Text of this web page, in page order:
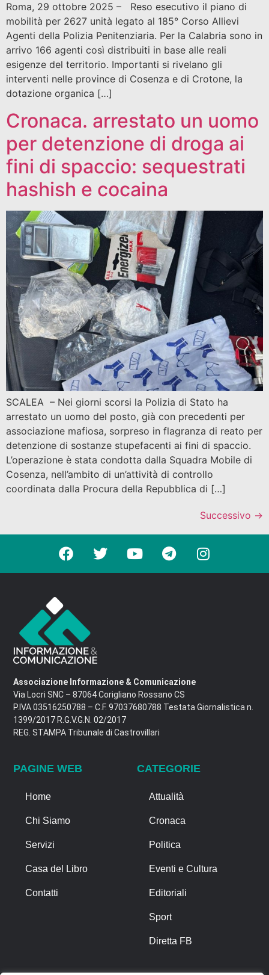
Roma, 29 ottobre 2025 – Reso esecutivo il piano di
mobilità per 2627 unità legato al 185° Corso Allievi
Agenti della Polizia Penitenziaria. Per la Calabria sono in
arrivo 166 agenti così distribuiti in base alle reali
esigenze del territorio. Importanti si rivelano gli
interventi nelle province di Cosenza e di Crotone, la
dotazione organica […]
Cronaca. arrestato un uomo
per detenzione di droga ai
fini di spaccio: sequestrati
hashish e cocaina
SCALEA – Nei giorni scorsi la Polizia di Stato ha
arrestato un uomo del posto, già con precedenti per
associazione mafiosa, sorpreso in flagranza di reato per
detenzione di sostanze stupefacenti ai fini di spaccio.
L’operazione è stata condotta dalla Squadra Mobile di
Cosenza, nell’ambito di un’attività di controllo
coordinata dalla Procura della Repubblica di […]
Successivo →
Associazione Informazione & Comunicazione
Via Locri SNC – 87064 Corigliano Rossano CS
P.IVA 03516250788 – C.F. 97037680788 Testata Giornalistica n.
1399/2017 R.G.V.G.N. 02/2017
REG. STAMPA Tribunale di Castrovillari
PAGINE WEB
Home
Chi Siamo
Servizi
Casa del Libro
Contatti
CATEGORIE
Attualità
Cronaca
Politica
Eventi e Cultura
Editoriali
Sport
Diretta FB